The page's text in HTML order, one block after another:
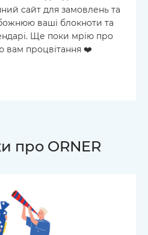
сайт для замовлень та
ваші блокноти та
Ще поки мрію про
вам процвітання ❤️
про ORNER